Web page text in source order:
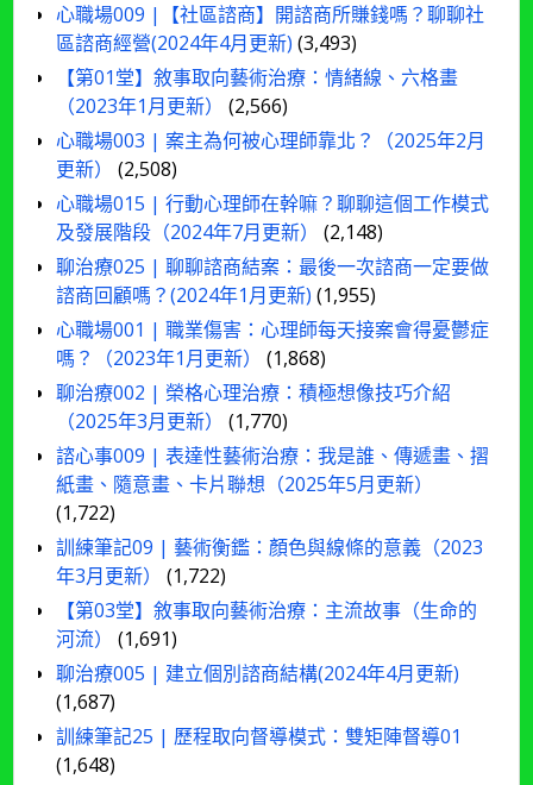
心職場009 |【社區諮商】開諮商所賺錢嗎？聊聊社
區諮商經營(2024年4月更新) (3,493)
【第01堂】敘事取向藝術治療：情緒線、六格畫
（2023年1月更新）
(2,566)
心職場003 | 案主為何被心理師靠北？（2025年2月
更新）
(2,508)
心職場015 | 行動心理師在幹嘛？聊聊這個工作模式
及發展階段（2024年7月更新）
(2,148)
聊治療025 | 聊聊諮商結案：最後一次諮商一定要做
諮商回顧嗎？(2024年1月更新) (1,955)
心職場001 | 職業傷害：心理師每天接案會得憂鬱症
嗎？（2023年1月更新）
(1,868)
聊治療002 | 榮格心理治療：積極想像技巧介紹
（2025年3月更新）
(1,770)
諮心事009 | 表達性藝術治療：我是誰、傳遞畫、摺
紙畫、隨意畫、卡片聯想（2025年5月更新）
(1,722)
訓練筆記09 | 藝術衡鑑：顏色與線條的意義（2023
年3月更新）
(1,722)
【第03堂】敘事取向藝術治療：主流故事（生命的
河流）
(1,691)
聊治療005 | 建立個別諮商結構(2024年4月更新)
(1,687)
訓練筆記25 | 歷程取向督導模式：雙矩陣督導01
(1,648)